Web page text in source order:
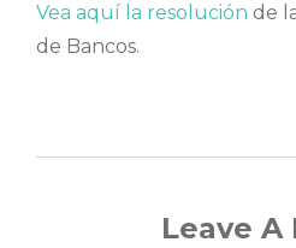
Vea aquí la resolución de
de Bancos.
Leave A